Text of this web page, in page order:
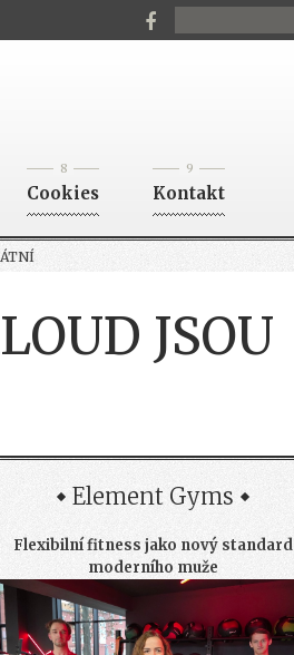
8
Cookies
9
Kontakt
JSOU
Element Gyms
Flexibilní fitness jako nový standard
moderního muže